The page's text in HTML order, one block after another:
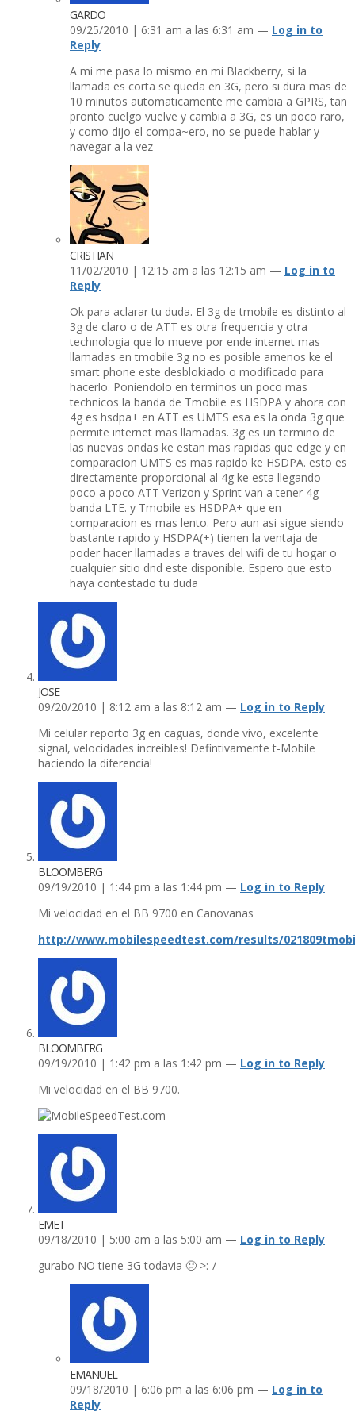
GARDO
09/25/2010 | 6:31 am a las 6:31 am — Log in to
Reply
A mi me pasa lo mismo en mi Blackberry, si la
llamada es corta se queda en 3G, pero si dura mas de
10 minutos automaticamente me cambia a GPRS, tan
pronto cuelgo vuelve y cambia a 3G, es un poco raro,
y como dijo el compa~ero, no se puede hablar y
navegar a la vez
CRISTIAN
11/02/2010 | 12:15 am a las 12:15 am — Log in to
Reply
Ok para aclarar tu duda. El 3g de tmobile es distinto al
3g de claro o de ATT es otra frequencia y otra
technologia que lo mueve por ende internet mas
llamadas en tmobile 3g no es posible amenos ke el
smart phone este desblokiado o modificado para
hacerlo. Poniendolo en terminos un poco mas
technicos la banda de Tmobile es HSDPA y ahora con
4g es hsdpa+ en ATT es UMTS esa es la onda 3g que
permite internet mas llamadas. 3g es un termino de
las nuevas ondas ke estan mas rapidas que edge y en
comparacion UMTS es mas rapido ke HSDPA. esto es
directamente proporcional al 4g ke esta llegando
poco a poco ATT Verizon y Sprint van a tener 4g
banda LTE. y Tmobile es HSDPA+ que en
comparacion es mas lento. Pero aun asi sigue siendo
bastante rapido y HSDPA(+) tienen la ventaja de
poder hacer llamadas a traves del wifi de tu hogar o
cualquier sitio dnd este disponible. Espero que esto
haya contestado tu duda
JOSE
09/20/2010 | 8:12 am a las 8:12 am — Log in to Reply
Mi celular reporto 3g en caguas, donde vivo, excelente
signal, velocidades increibles! Defintivamente t-Mobile
haciendo la diferencia!
BLOOMBERG
09/19/2010 | 1:44 pm a las 1:44 pm — Log in to Reply
Mi velocidad en el BB 9700 en Canovanas
http://www.mobilespeedtest.com/results/
BLOOMBERG
09/19/2010 | 1:42 pm a las 1:42 pm — Log in to Reply
Mi velocidad en el BB 9700.
EMET
09/18/2010 | 5:00 am a las 5:00 am — Log in to Reply
gurabo NO tiene 3G todavia 🙁 >:-/
EMANUEL
09/18/2010 | 6:06 pm a las 6:06 pm — Log in to
Reply